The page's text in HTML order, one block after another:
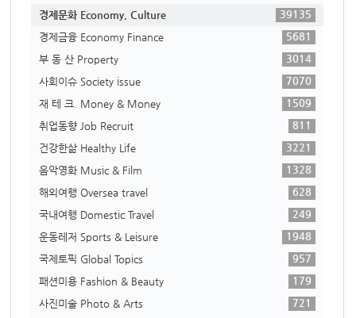
경제문화 Economy, Culture
39135
경제금융 Economy Finance
5681
부 동 산 Property
3014
사회이슈 Society issue
7070
재 테 크. Money & Money
1509
취업동향 Job Recruit
811
건강한삶 Healthy Life
3221
음악영화 Music & Film
1328
해외여행 Oversea travel
628
국내여행 Domestic Travel
249
운동레저 Sports & Leisure
1948
국제토픽 Global Topics
957
패션미용 Fashion & Beauty
179
사진미술 Photo & Arts
721